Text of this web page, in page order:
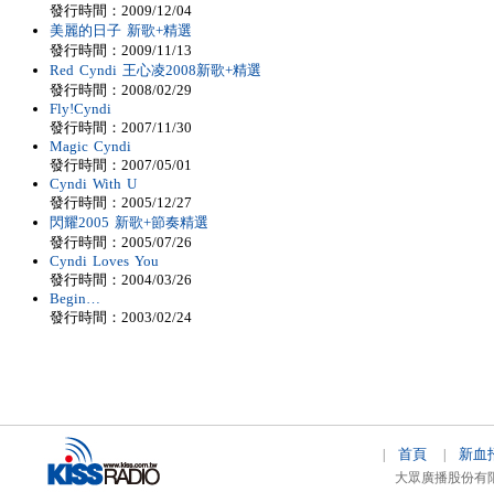
發行時間：2009/12/04
美麗的日子 新歌+精選
發行時間：2009/11/13
Red Cyndi 王心凌2008新歌+精選
發行時間：2008/02/29
Fly!Cyndi
發行時間：2007/11/30
Magic Cyndi
發行時間：2007/05/01
Cyndi With U
發行時間：2005/12/27
閃耀2005 新歌+節奏精選
發行時間：2005/07/26
Cyndi Loves You
發行時間：2004/03/26
Begin…
發行時間：2003/02/24
首頁 新血
大眾廣播股份有